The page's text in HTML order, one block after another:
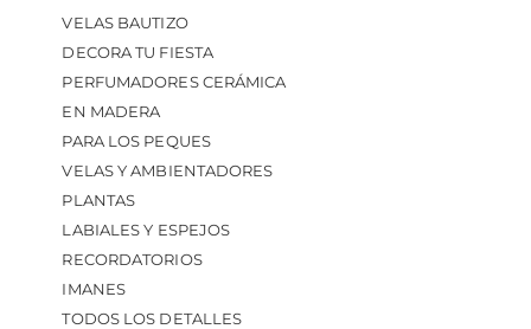
VELAS BAUTIZO
DECORA TU FIESTA
PERFUMADORES CERÁMICA
EN MADERA
PARA LOS PEQUES
VELAS Y AMBIENTADORES
PLANTAS
LABIALES Y ESPEJOS
RECORDATORIOS
IMANES
TODOS LOS DETALLES